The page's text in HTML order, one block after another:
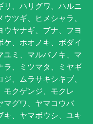
リ、ハリグワ、ハルニ
ツギ、ヒメシャラ、
ヤナギ、ブナ、フヨ
、ホオノキ、ボダイ
ユミ、マルバノキ、マ
ラ、ミツマタ、ミヤギ
、ムラサキシキブ、
モクゲンジ、モクレ
マグワ、ヤマコウバ
キ、ヤマボウシ、ユキ